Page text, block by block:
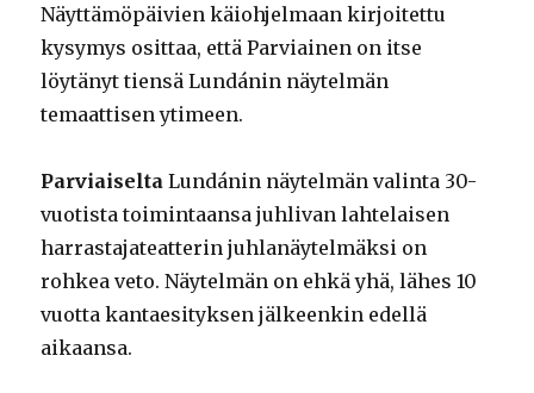
Näyttämöpäivien käiohjelmaan kirjoitettu
kysymys osittaa, että Parviainen on itse
löytänyt tiensä Lundánin näytelmän
temaattisen ytimeen.
Parviaiselta Lundánin näytelmän valinta 30-
vuotista toimintaansa juhlivan lahtelaisen
harrastajateatterin juhlanäytelmäksi on
rohkea veto. Näytelmän on ehkä yhä, lähes 10
vuotta kantaesityksen jälkeenkin edellä
aikaansa.